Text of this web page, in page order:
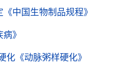
《中国生物制品规程》
》
化 《动脉粥样硬化》